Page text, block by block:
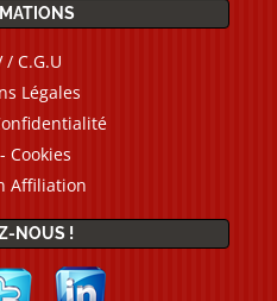
/ C.G.U
Légales
Cookies
Affiliation
NOUS !